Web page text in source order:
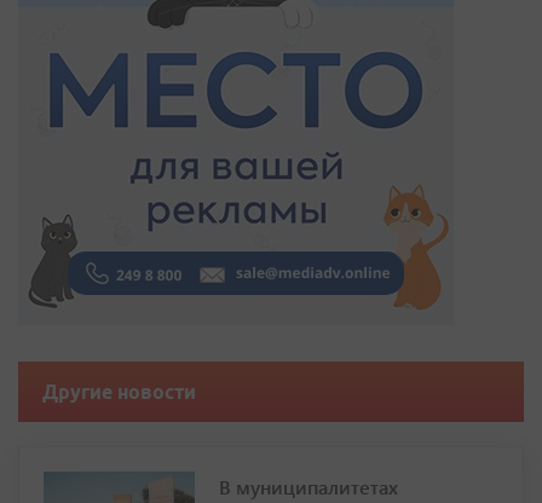
Другие новости
В муниципалитетах